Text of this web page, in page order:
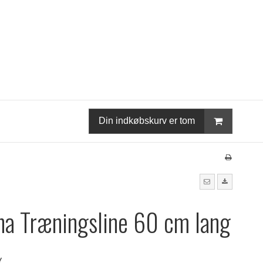
Din indkøbskurv er tom
Træningsline 60 cm lang